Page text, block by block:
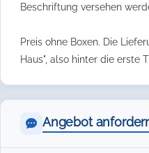
Beschriftung versehen
Preis ohne Boxen. Die
Haus", also hinter die erste
Angebot